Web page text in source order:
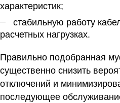
характеристик;
стабильную работу
расчетных нагрузках.
Правильно подобранная
существенно снизить
отключений и
последующее